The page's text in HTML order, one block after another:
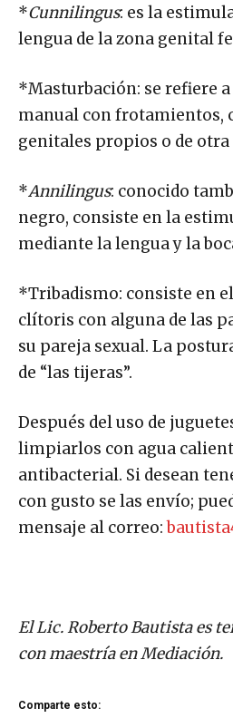
*Cunnilingus: es la
lengua de la zona genital
*Masturbación: se refiere
manual con frotamientos,
genitales propios o de otra
*Annilingus: conocido
negro, consiste en la
mediante la lengua y la
*Tribadismo: consiste en
clítoris con alguna de las
su pareja sexual. La
de “las tijeras”.
Después del uso de
limpiarlos con agua
antibacterial. Si desean
con gusto se las envío;
mensaje al correo:
El Lic. Roberto Bautista es
con maestría en Mediación.
Comparte esto: